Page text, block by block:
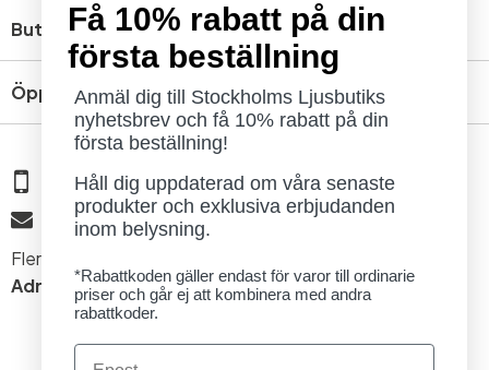
Butik
Öppettider
08 - 654 29 00
info@ljusbutik.se
Fler kontaktuppgifter »
Adress:
Kungsholmsgatan 6, 112 27 Stockholm
Få 10% rabatt på din
första beställning
Anmäl dig till Stockholms Ljusbutiks
nyhetsbrev och få 10% rabatt på din
första beställning!
Håll dig uppdaterad om våra senaste
produkter och exklusiva erbjudanden
inom belysning.
*Rabattkoden gäller endast för varor till ordinarie
priser och går ej att kombinera med andra
rabattkoder.
Email